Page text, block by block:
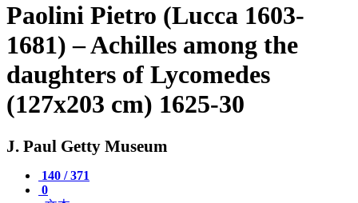
Paolini Pietro (Lucca 1603-
1681) – Achilles among the
daughters of Lycomedes
(127x203 cm) 1625-30
J. Paul Getty Museum
140 / 371
0